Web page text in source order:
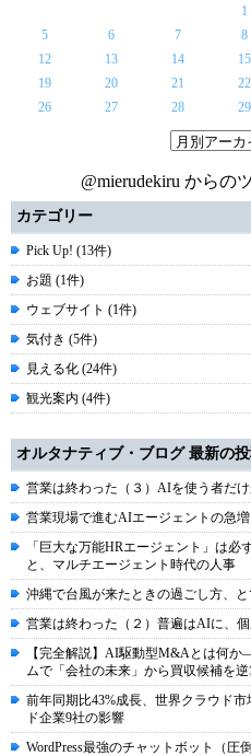
1
5
6 7 8
12
13 14 15
19
20 21 22
26
27 28 29
@mierudekiru からの
カテゴリー
Pick Up! (13件)
お題 (1件)
ウェブサイト (1件)
気付き (5件)
見える化 (24件)
観光案内 (4件)
オルタナティブ・ブログ 最新の
営業は終わった（３）AIを使う者だ
営業現場で進むAIエージェントの急
「巨大な万能HRエージェント」は必
と、マルチエージェント時代の人事
沖縄で台風が来たときの過ごし方、
営業は終わった（２）普遍はAIに、
【完全解説】AI駆動型M&Aとは何か
ムで「会社の未来」から買収候補を逆
前年同期比43%成長、世界クラウド
ド企業9社の影響
WordPress最強のチャットボット（